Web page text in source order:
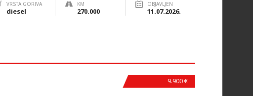
VRSTA GORIVA
diesel
KM
270.000
OBJAVLJEN
11.07.2026.
9.900 €